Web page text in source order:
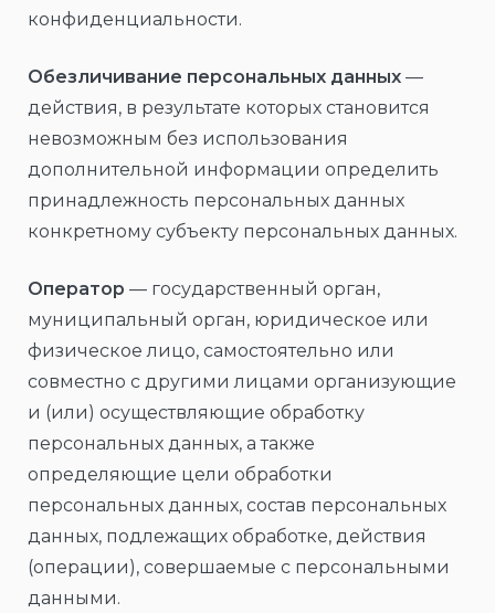
конфиденциальности.
Обезличивание персональных данных —
действия, в результате которых становится
невозможным без использования
дополнительной информации определить
принадлежность персональных данных
конкретному субъекту персональных данных.
Оператор — государственный орган,
муниципальный орган, юридическое или
физическое лицо, самостоятельно или
совместно с другими лицами организующие
и (или) осуществляющие обработку
персональных данных, а также
определяющие цели обработки
персональных данных, состав персональных
данных, подлежащих обработке, действия
(операции), совершаемые с персональными
данными.